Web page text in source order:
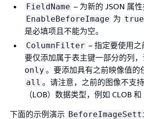
FieldName – 为新的 JSON 属
EnableBeforeImage 为 true
是必填项且不能为空。
ColumnFilter – 指定要使用之
要仅添加属于表主键一部分的列
only 。要添加具有之前映像值的
all 。请注意，之前的图像不支
（LOB）数据类型，例如 CLOB 和
下面的示例演示